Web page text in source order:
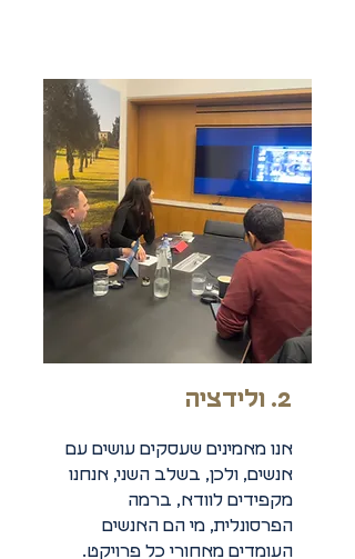
2. ולידציה
אנו מאמינים שעסקים עושים עם
אנשים, ולכן, בשלב השני, אנחנו
מקפידים לוודא, ברמה
הפרסונלית, מי הם האנשים
העומדים מאחורי כל פרויקט.